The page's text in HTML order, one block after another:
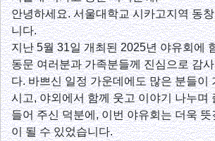
안녕하세요. 서울대학교 시카고지역 동
니다.
지난 5월 31일 개최된 2025년 야유회에
동문 여러분과 가족분들께 진심으로 감
다. 바쁘신 일정 가운데에도 많은 분들이
시고, 야외에서 함께 웃고 이야기 나누며
들어 주신 덕분에, 이번 야유회는 더욱
이 될 수 있었습니다.